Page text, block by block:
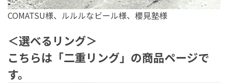
COMATSU様、ルルルなビール様、櫻見塾様
＜選べるリング＞
こちらは「二重リング」の商品ページで
す。